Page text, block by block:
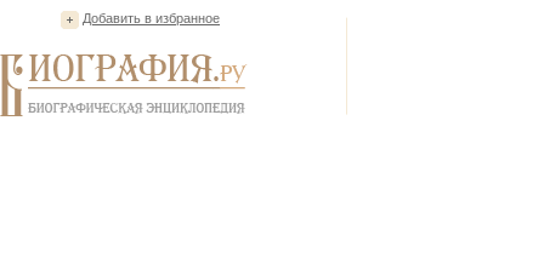
Добавить в избранное